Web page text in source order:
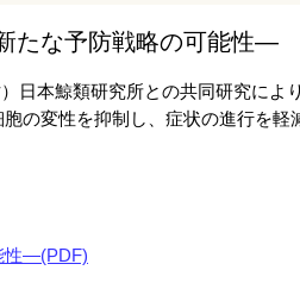
たな予防戦略の可能性―
日本鯨類研究所との共同研究によ
の変性を抑制し、症状の進行を軽
性―(PDF)